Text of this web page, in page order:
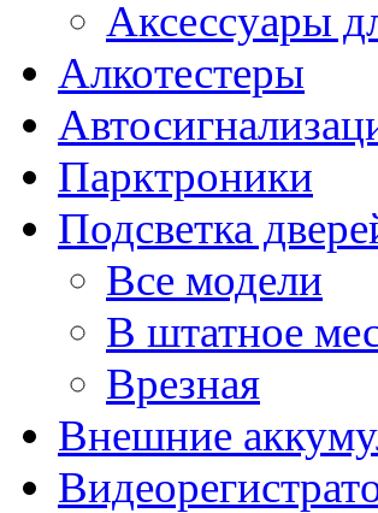
Аксессуары
Алкотестеры
Парктроники
Подсветка
Все модели
В штатное
Врезная
Внешние